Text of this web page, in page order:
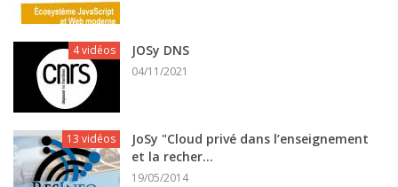
4 vidéos JOSy DNS
04/11/2021
13 vidéos
JoSy "Cloud privé dans l’enseignement
et la recher...
19/05/2014